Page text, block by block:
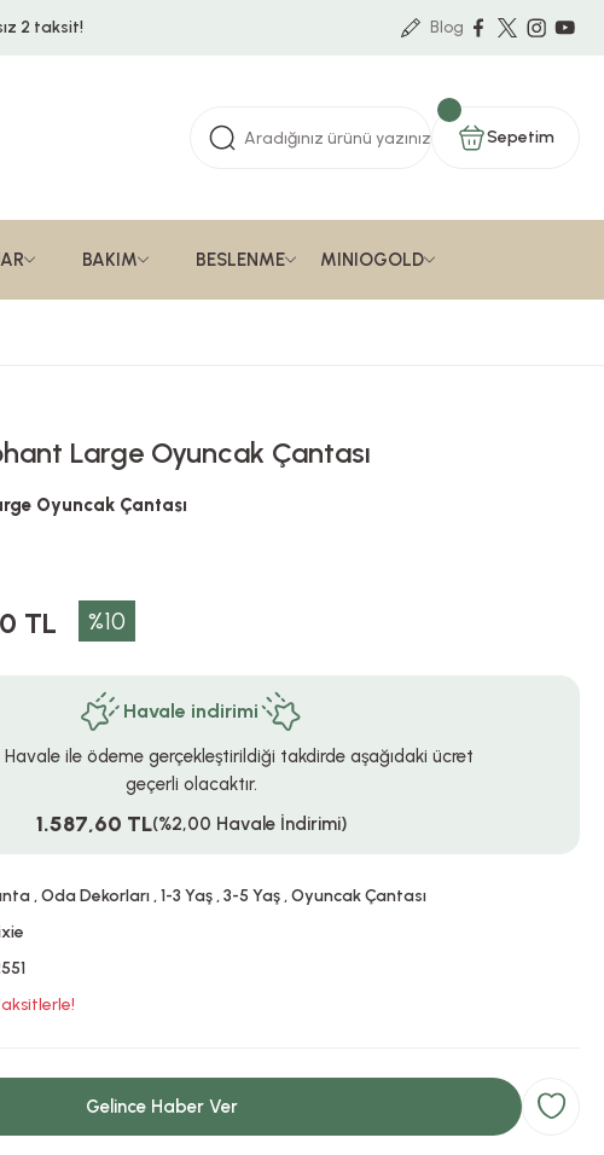
2 taksit! Blog
Sepetim
BAKIM BESLENME MINIOGOLD
Large Oyuncak Çantası
Oyuncak Çantası
TL %10
Havale indirimi
Havale ile ödeme gerçekleştirildiği takdirde aşağıdaki ücret
geçerli olacaktır.
1.587,60 TL(%2,00 Havale İndirimi)
,Oda Dekorları,1-3 Yaş,3-5 Yaş,Oyuncak Çantası
Gelince Haber Ver